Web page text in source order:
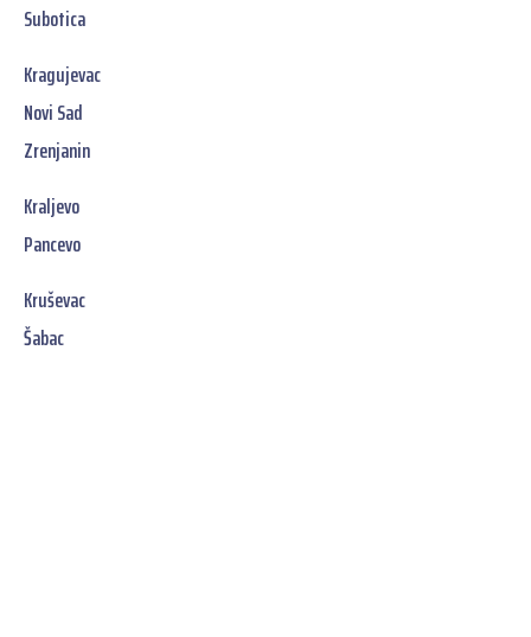
Subotica
Kragujevac
Novi Sad
Zrenjanin
Kraljevo
Pancevo
Kruševac
Šabac